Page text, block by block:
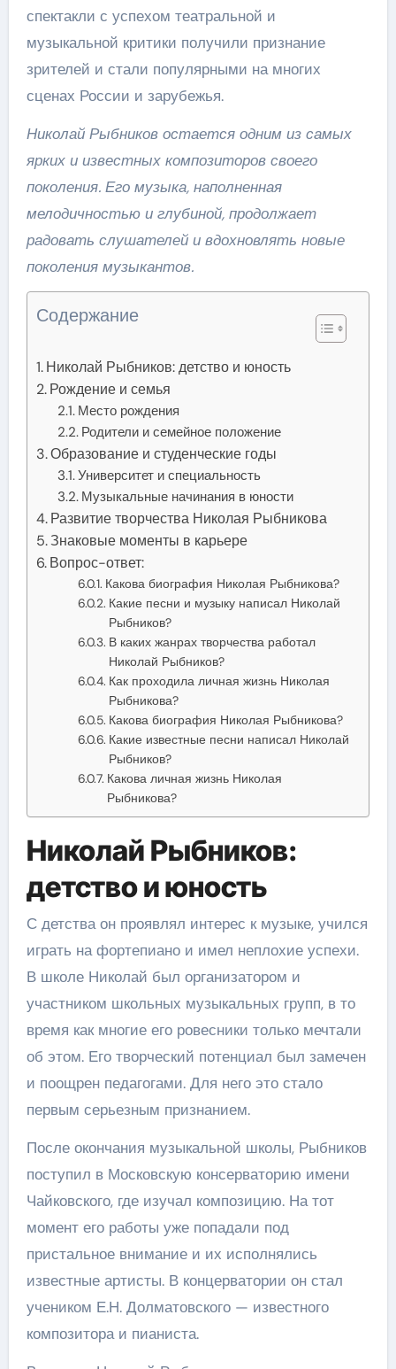
спектакли с успехом театральной и
музыкальной критики получили признание
зрителей и стали популярными на многих
сценах России и зарубежья.
Николай Рыбников остается одним из самых
ярких и известных композиторов своего
поколения. Его музыка, наполненная
мелодичностью и глубиной, продолжает
радовать слушателей и вдохновлять новые
поколения музыкантов.
Содержание
Николай Рыбников: детство и юность
Рождение и семья
Место рождения
Родители и семейное положение
Образование и студенческие годы
Университет и специальность
Музыкальные начинания в юности
Развитие творчества Николая Рыбникова
Знаковые моменты в карьере
Вопрос-ответ:
Какова биография Николая Рыбникова?
Какие песни и музыку написал Николай
Рыбников?
В каких жанрах творчества работал
Николай Рыбников?
Как проходила личная жизнь Николая
Рыбникова?
Какова биография Николая Рыбникова?
Какие известные песни написал Николай
Рыбников?
Какова личная жизнь Николая
Рыбникова?
Николай Рыбников:
детство и юность
С детства он проявлял интерес к музыке, учился
играть на фортепиано и имел неплохие успехи.
В школе Николай был организатором и
участником школьных музыкальных групп, в то
время как многие его ровесники только мечтали
об этом. Его творческий потенциал был замечен
и поощрен педагогами. Для него это стало
первым серьезным признанием.
После окончания музыкальной школы, Рыбников
поступил в Московскую консерваторию имени
Чайковского, где изучал композицию. На тот
момент его работы уже попадали под
пристальное внимание и их исполнялись
известные артисты. В концерватории он стал
учеником Е.Н. Долматовского — известного
композитора и пианиста.